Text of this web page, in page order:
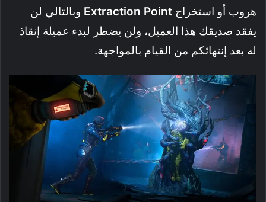
هروب أو استخراج
Extraction Point
وبالتالي لن
يفقد صديقك هذا العميل، ولن يضطر لبدء عميلة إنقاذ
له بعد إنتهائكم من القيام بالمواجهة.